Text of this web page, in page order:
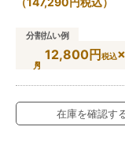
分割払い例
12,800円税込
在庫を確認す